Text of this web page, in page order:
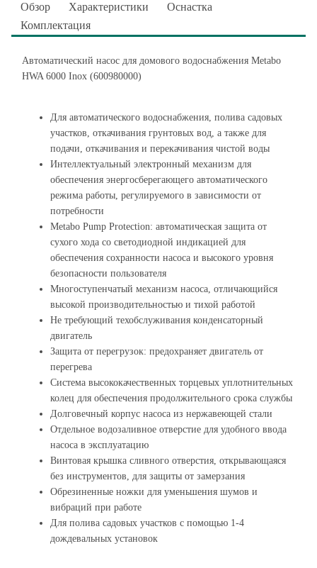
Обзор Характеристики
Оснастка
Комплектация
Автоматический насос для домового водоснабжения Metabo
HWA 6000 Inox (600980000)
Для автоматического водоснабжения, полива садовых
участков, откачивания грунтовых вод, а также для
подачи, откачивания и перекачивания чистой воды
Интеллектуальный электронный механизм для
обеспечения энергосберегающего автоматического
режима работы, регулируемого в зависимости от
потребности
Metabo Pump Protection: автоматическая защита от
сухого хода со светодиодной индикацией для
обеспечения сохранности насоса и высокого уровня
безопасности пользователя
Многоступенчатый механизм насоса, отличающийся
высокой производительностью и тихой работой
Не требующий техобслуживания конденсаторный
двигатель
Защита от перегрузок: предохраняет двигатель от
перегрева
Система высококачественных торцевых уплотнительных
колец для обеспечения продолжительного срока службы
Долговечный корпус насоса из нержавеющей стали
Отдельное водозаливное отверстие для удобного ввода
насоса в эксплуатацию
Винтовая крышка сливного отверстия, открывающаяся
без инструментов, для защиты от замерзания
Обрезиненные ножки для уменьшения шумов и
вибраций при работе
Для полива садовых участков с помощью 1-4
дождевальных установок